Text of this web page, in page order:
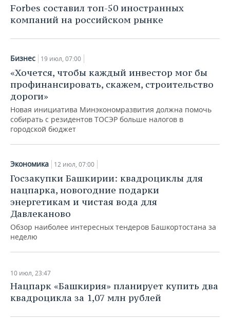
Forbes составил топ-50 иностранных
компаний на российском рынке
Бизнес 19 июл, 07:00
«Хочется, чтобы каждый инвестор мог бы
профинансировать, скажем, строительство
дороги»
Новая инициатива Минэкономразвития должна помочь
собирать с резидентов ТОСЭР больше налогов в
городской бюджет
Экономика 12 июл, 07:00
Госзакупки Башкирии: квадроциклы для
нацпарка, новогодние подарки
энергетикам и чистая вода для
Давлеканово
Обзор наиболее интересных тендеров Башкортостана за
неделю
10 июл, 23:47
Нацпарк «Башкирия» планирует купить два
квадроцикла за 1,07 млн рублей